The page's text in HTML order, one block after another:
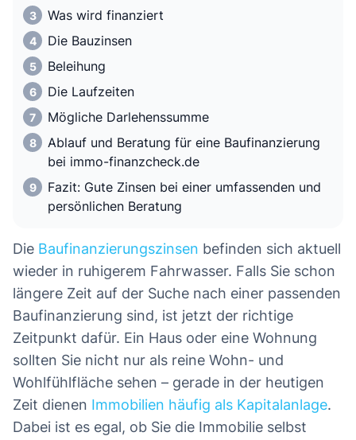
Was wird finanziert
Die Bauzinsen
Beleihung
Die Laufzeiten
Mögliche Darlehenssumme
Ablauf und Beratung für eine Baufinanzierung
bei immo-finanzcheck.de
Fazit: Gute Zinsen bei einer umfassenden und
persönlichen Beratung
Die Baufinanzierungszinsen befinden sich aktuell
wieder in ruhigerem Fahrwasser. Falls Sie schon
längere Zeit auf der Suche nach einer passenden
Baufinanzierung sind, ist jetzt der richtige
Zeitpunkt dafür. Ein Haus oder eine Wohnung
sollten Sie nicht nur als reine Wohn- und
Wohlfühlfläche sehen – gerade in der heutigen
Zeit dienen Immobilien häufig als Kapitalanlage.
Dabei ist es egal, ob Sie die Immobilie selbst